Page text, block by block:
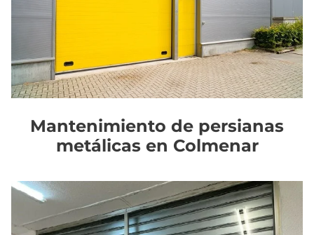
Mantenimiento de persianas
metálicas en Colmenar